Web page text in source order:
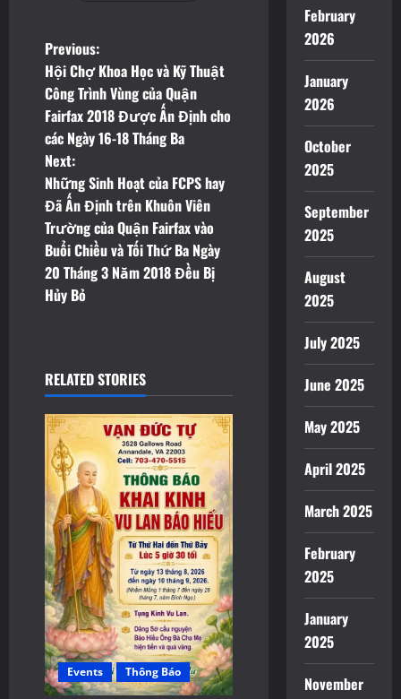
P
o
s
t
n
a
v
a
t
i
o
n
Previous:
Hội Chợ Khoa Học và Kỹ Thuật
Công Trình Vùng của Quận
Fairfax 2018 Được Ấn Định cho
các Ngày 16-18 Tháng Ba
Next:
Những Sinh Hoạt của FCPS hay
Đã Ấn Định trên Khuôn Viên
Trường của Quận Fairfax vào
Buổi Chiều và Tối Thứ Ba Ngày
20 Tháng 3 Năm 2018 Đều Bị
Hủy Bỏ
RELATED STORIES
Events Thông Báo
February
2026
January
2026
October
2025
September
2025
August
2025
July 2025
June 2025
May 2025
April 2025
March 2025
February
2025
January
2025
November